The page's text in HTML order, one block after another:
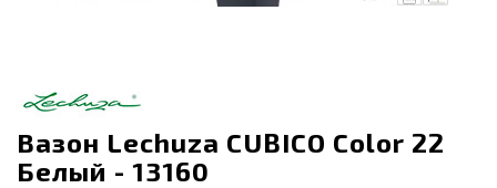
Вазон Lechuza CUBICO Color 22
Белый - 13160